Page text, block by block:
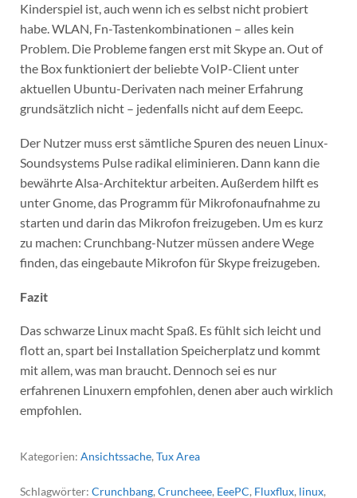
Kinderspiel ist, auch wenn ich es selbst nicht probiert
habe. WLAN, Fn-Tastenkombinationen – alles kein
Problem. Die Probleme fangen erst mit Skype an. Out of
the Box funktioniert der beliebte VoIP-Client unter
aktuellen Ubuntu-Derivaten nach meiner Erfahrung
grundsätzlich nicht – jedenfalls nicht auf dem Eeepc.
Der Nutzer muss erst sämtliche Spuren des neuen Linux-
Soundsystems Pulse radikal eliminieren. Dann kann die
bewährte Alsa-Architektur arbeiten. Außerdem hilft es
unter Gnome, das Programm für Mikrofonaufnahme zu
starten und darin das Mikrofon freizugeben. Um es kurz
zu machen: Crunchbang-Nutzer müssen andere Wege
finden, das eingebaute Mikrofon für Skype freizugeben.
Fazit
Das schwarze Linux macht Spaß. Es fühlt sich leicht und
flott an, spart bei Installation Speicherplatz und kommt
mit allem, was man braucht. Dennoch sei es nur
erfahrenen Linuxern empfohlen, denen aber auch wirklich
empfohlen.
Kategorien: Ansichtssache, Tux Area
Schlagwörter: Crunchbang, Cruncheee, EeePC, Fluxflux, linux,